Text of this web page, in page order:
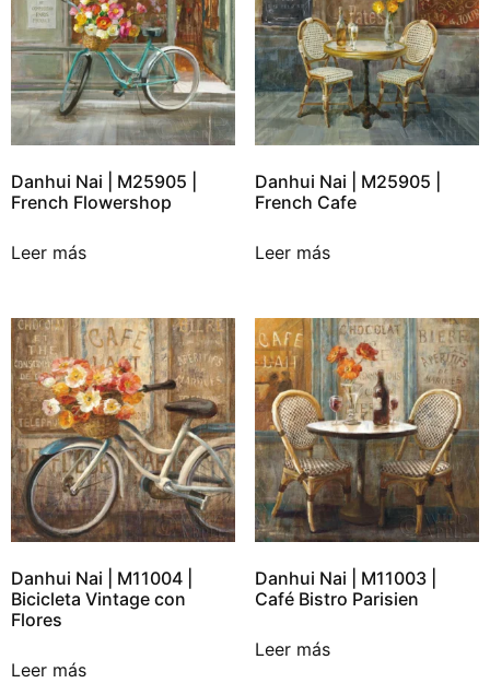
Danhui Nai | M25905 |
French Flowershop
Leer más
Danhui Nai | M25905 |
French Cafe
Leer más
Danhui Nai | M11004 |
Bicicleta Vintage con
Flores
Leer más
Danhui Nai | M11003 |
Café Bistro Parisien
Leer más